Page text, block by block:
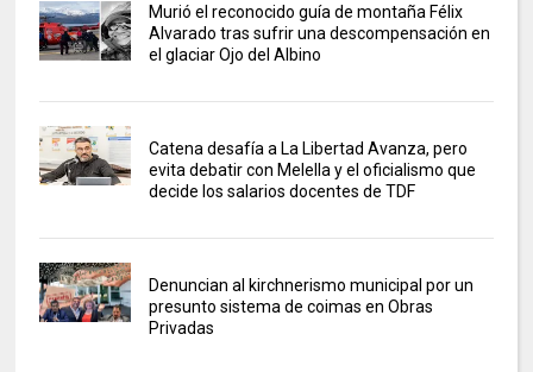
Murió el reconocido guía de montaña Félix
Alvarado tras sufrir una descompensación en
el glaciar Ojo del Albino
Catena desafía a La Libertad Avanza, pero
evita debatir con Melella y el oficialismo que
decide los salarios docentes de TDF
Denuncian al kirchnerismo municipal por un
presunto sistema de coimas en Obras
Privadas